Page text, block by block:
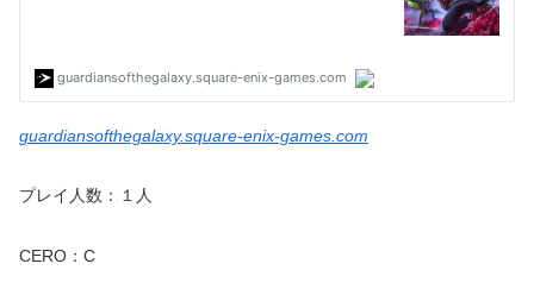
guardiansofthegalaxy.square-enix-games.com
プレイ人数：１人
CERO：C